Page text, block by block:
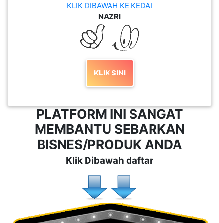
KLIK DIBAWAH KE KEDAI
NAZRI
KLIK SINI
PLATFORM INI SANGAT
MEMBANTU SEBARKAN
BISNES/PRODUK ANDA
Klik Dibawah daftar